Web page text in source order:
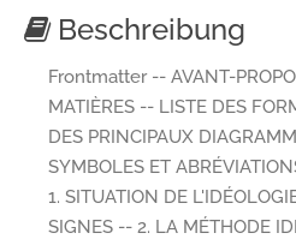
Beschreibung
Frontmatter -- AVANT-
MATIÈRES -- LISTE DES
DES PRINCIPAUX
SYMBOLES ET
1. SITUATION DE
SIGNES -- 2. LA MÉTHODE